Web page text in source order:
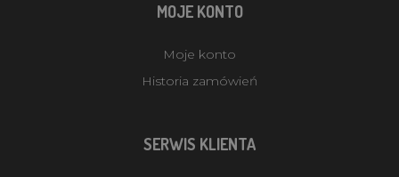
MOJE KONTO
Moje konto
Historia zamówień
SERWIS KLIENTA